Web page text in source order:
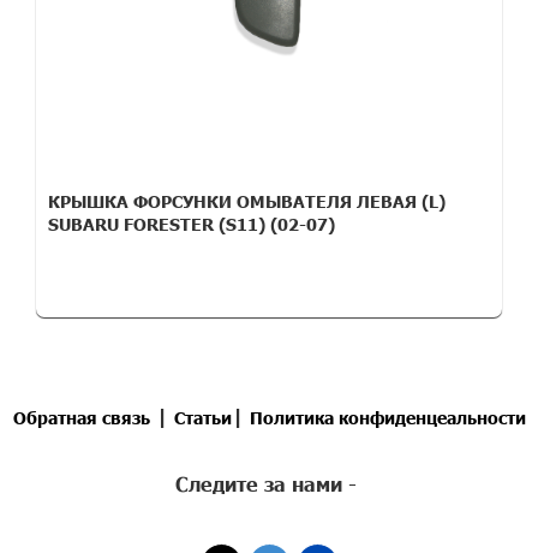
КРЫШКА ФОРСУНКИ ОМЫВАТЕЛЯ ЛЕВАЯ (L)
SUBARU FORESTER (S11) (02-07)
Обратная связь| Статьи| Политика конфиденцеальности
Следите за нами -